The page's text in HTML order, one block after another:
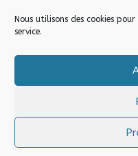
Nous utilisons des cookies
service.
Tous droits réservés ©